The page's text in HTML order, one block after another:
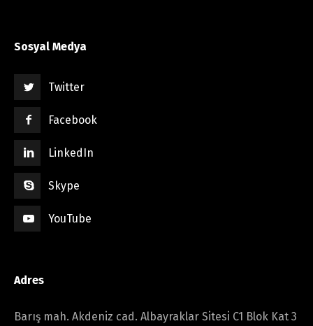
Sosyal Medya
Twitter
Facebook
LinkedIn
Skype
YouTube
Adres
Barış mah. Akdeniz cad. Albayraklar Sitesi C1 Blok Kat 3